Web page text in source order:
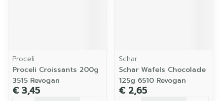
Proceli
Proceli Croissants 200g
3515 Revogan
€ 3,45
Schar
Schar Wafels Chocolade
125g 6510 Revogan
€ 2,65